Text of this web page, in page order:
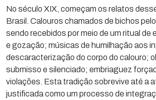
No século XIX, começam os relatos
Brasil. Calouros chamados de bichos
sendo recebidos por meio de um ritual de
e gozação; músicas de humilhação aos
descaracterização do corpo do calouro;
submisso e silenciado; embriaguez
violações. Esta tradição sobrevive até a
justificada como um processo de